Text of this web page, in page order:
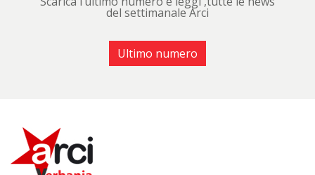
del settimanale Arci
Ultimo numero